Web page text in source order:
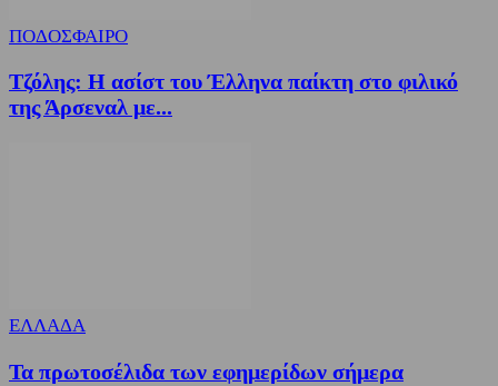
ΠΟΔΟΣΦΑΙΡΟ
Τζόλης: Η ασίστ του Έλληνα παίκτη στο φιλικό
της Άρσεναλ με...
ΕΛΛΑΔΑ
Τα πρωτοσέλιδα των εφημερίδων σήμερα